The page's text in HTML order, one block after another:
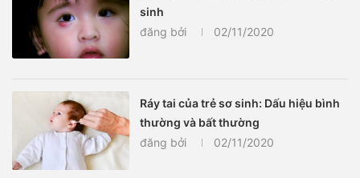
sinh
đăng bởi
02/11/2020
Ráy tai của trẻ sơ sinh: Dấu hiệu bình
thường và bất thường
đăng bởi
02/11/2020